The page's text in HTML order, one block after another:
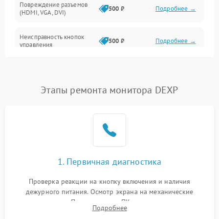
Повреждение разъемов
(HDMI, VGA, DVI)
500 ₽ Подробнее →
Неисправность кнопок
управления
500 ₽ Подробнее →
Повреждение кабеля
1000 ₽
Поломка системы
автоматического
1000 ₽ Подробнее →
Неисправность системы
1000 ₽
Этапы ремонта монитора DEXP
1. Первичная диагностика
Проверка реакции на кнопку включения и наличия
дежурного питания. Осмотр экрана на механические
повреждения. Подключение к ПК для оценки вывода
изображения, работы подсветки и выявления артефактов на
Подробнее